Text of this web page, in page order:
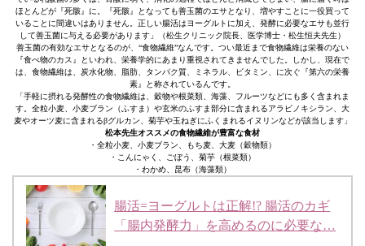
ほとんどが『死骸』に。『死骸』となっても善玉菌のエサとなり、増やすことに一役買って
いることに間違いはありません。正しい腸活はヨーグルトに加え、発酵に必要なエサも並行
して善玉菌に与える必要があります」（松生クリニック院長、医学博士・松生恒夫先生）
善玉菌の有効なエサとなるのが、“食物繊維”なんです。つい最近まで食物繊維は栄養のない
『食べ物のカス』といわれ、栄養学的にあまり重視されてきませんでした。しかし、現在で
は、食物繊維は、炭水化物、脂肪、タンパク質、ミネラル、ビタミン、に次ぐ『第六の栄養
素』と称されているんです。
「手軽に摂れる発酵性の食物繊維は、穀物や根菜類、海藻、フルーツなどにも多く含まれま
す。全粒小麦、小麦ブラン（ふすま）や玄米のふすま部分に含まれるアラビノキシラン、大
麦やオーツ麦に含まれるβグルカン、菊芋や玉ねぎにふくまれるイヌリンなどが該当します」
松本先生オススメの食物繊維が豊富な食材
・全粒小麦、小麦ブラン、もち麦、大麦（穀物類）
・こんにゃく、ごぼう、菊芋（根菜類）
・わかめ、昆布（海藻類）
腸活=ヨーグルトは正解!? 腸活のカギ
「腸内発酵力」を高めるのに必要な…